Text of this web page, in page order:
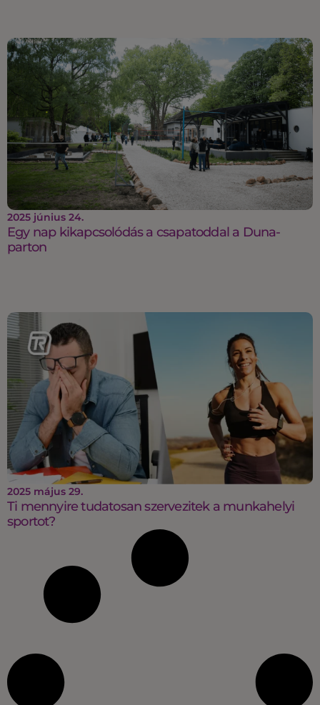
2025 június 24.
Egy nap kikapcsolódás a csapatoddal a Duna-
parton
2025 május 29.
Ti mennyire tudatosan szervezitek a munkahelyi
sportot?